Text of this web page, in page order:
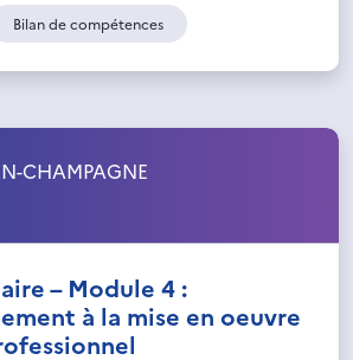
Bilan de compétences
CHAMPAGNE
– Module 4 :
à la mise en oeuvre